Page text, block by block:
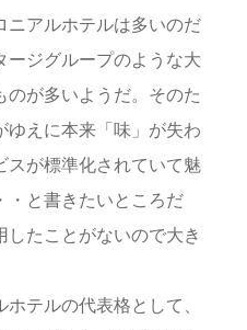
アルホテルは多いのだ
ージグループのような大
のが多いようだ。そのた
ゆえに本来「味」が失わ
スが標準化されていて魅
・と書きたいところだ
たことがないので大き
テルの代表格として、